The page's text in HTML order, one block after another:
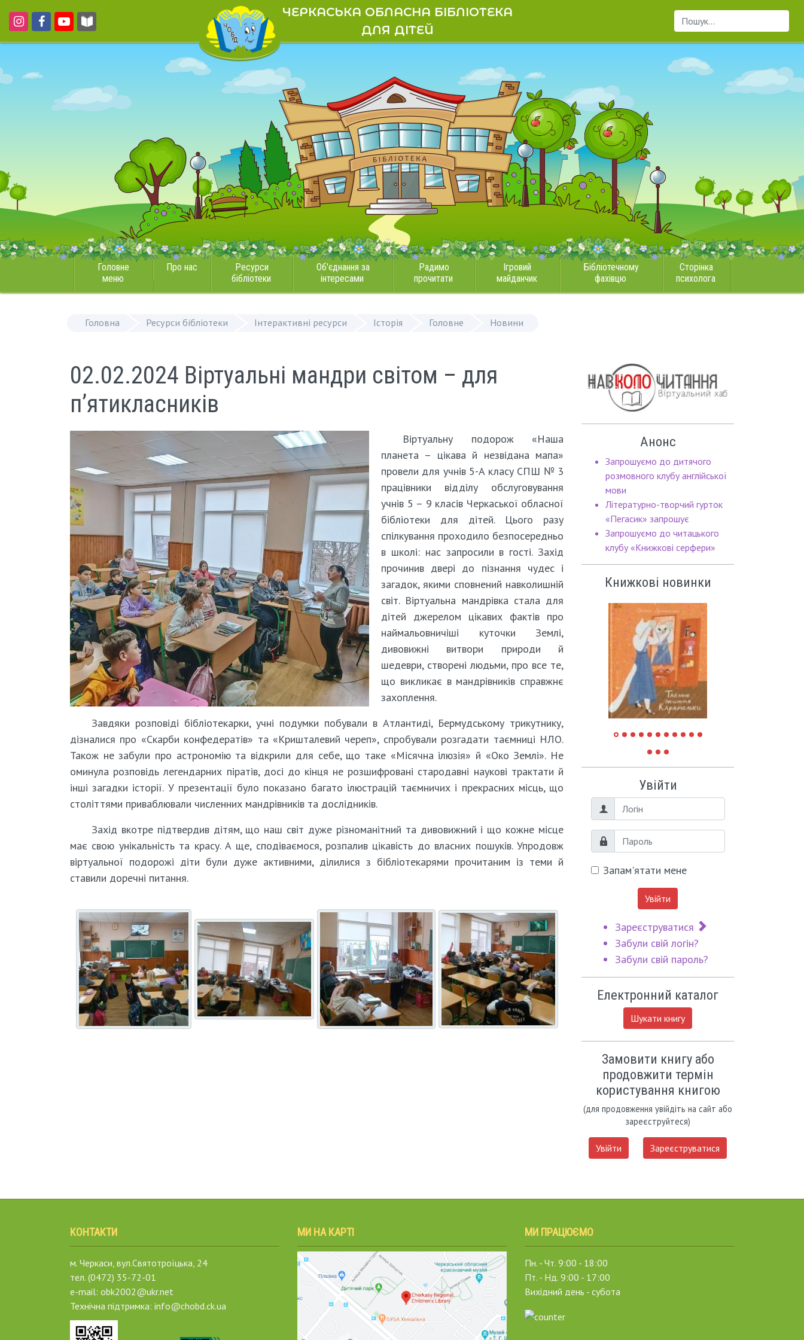
ЧЕРКАСЬКА ОБЛАСНА БІБЛІОТЕКА
ДЛЯ ДІТЕЙ
Пошук...
Головне
меню
Про нас
Ресурси
бібліотеки
Об'єднання за
інтересами
Радимо
прочитати
Ігровий
майданчик
Бібліотечному
фахівцю
Сторінка
психолога
Головна Ресурси бібліотеки Інтерактивні ресурси Історія Головне Новини
02.02.2024 Віртуальні мандри світом – для
п’ятикласників
Віртуальну подорож «Наша
планета – цікава й незвідана мапа»
провели для учнів 5-А класу СПШ № 3
працівники відділу обслуговування
учнів 5 – 9 класів Черкаської обласної
бібліотеки для дітей. Цього разу
спілкування проходило безпосередньо
в школі: нас запросили в гості. Захід
прочинив двері до пізнання чудес і
загадок, якими сповнений навколишній
світ. Віртуальна мандрівка стала для
дітей джерелом цікавих фактів про
наймальовничіші куточки Землі,
дивовижні витвори природи й
шедеври, створені людьми, про все те,
що викликає в мандрівників справжнє
захоплення.
Завдяки розповіді бібліотекарки, учні подумки побували в Атлантиді, Бермудському трикутнику,
дізналися про «Скарби конфедератів» та «Кришталевий череп», спробували розгадати таємниці НЛО.
Також не забули про астрономію та відкрили для себе, що таке «Місячна ілюзія» й «Око Землі». Не
оминула розповідь легендарних піратів, досі до кінця не розшифровані стародавні наукові трактати й
інші загадки історії. У презентації було показано багато ілюстрацій таємничих і прекрасних місць, що
століттями приваблювали численних мандрівників та дослідників.
Захід вкотре підтвердив дітям, що наш світ дуже різноманітний та дивовижний і що кожне місце
має свою унікальність та красу. А ще, сподіваємося, розпалив цікавість до власних пошуків. Упродовж
віртуальної подорожі діти були дуже активними, ділилися з бібліотекарями прочитаним із теми й
ставили доречні питання.
Анонс
Запрошуємо до дитячого
розмовного клубу англійської
мови
Літературно-творчий гурток
«Пегасик» запрошує
Запрошуємо до читацького
клубу «Книжкові серфери»
Книжкові новинки
Увійти
Логін
Пароль
Запам'ятати мене
Увійти
Зареєструватися
Забули свій логін?
Забули свій пароль?
Електронний каталог
Шукати книгу
Замовити книгу або
продовжити термін
користування книгою
(для продовження увійдіть на сайт або
зареєструйтеся)
Увійти Зареєструватися
КОНТАКТИ
м. Черкаси, вул.Святотроїцька, 24
тел. (0472) 35-72-01
e-mail: obk2002@ukr.net
Технічна підтримка: info@chobd.ck.ua
МИ НА КАРТІ МИ ПРАЦЮЄМО
Пн. - Чт. 9:00 - 18:00
Пт. - Нд. 9:00 - 17:00
Вихідний день - субота